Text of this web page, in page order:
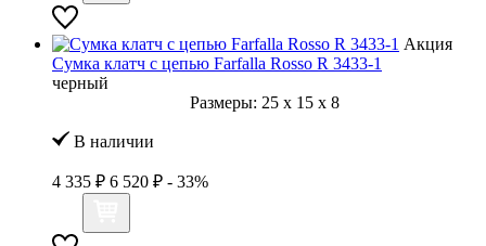
Акция
Сумка клатч с цепью Farfalla Rosso R 3433-1
черный
Размеры: 25 x 15 x 8
В наличии
4 335 ₽ 6 520 ₽ - 33%